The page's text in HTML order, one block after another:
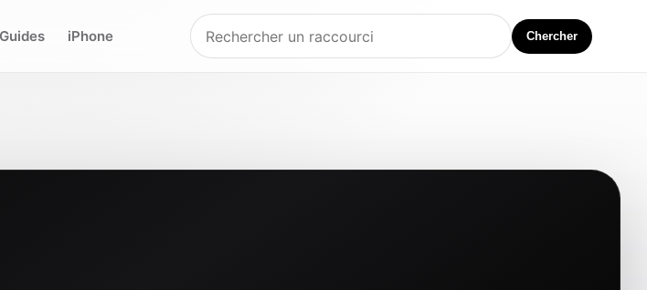
Guides iPhone Chercher